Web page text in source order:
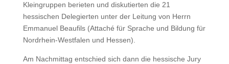
Kleingruppen berieten und diskutierten die 21
hessischen Delegierten unter der Leitung von Herrn
Emmanuel Beaufils (Attaché für Sprache und Bildung für
Nordrhein-Westfalen und Hessen).
Am Nachmittag entschied sich dann die hessische Jury